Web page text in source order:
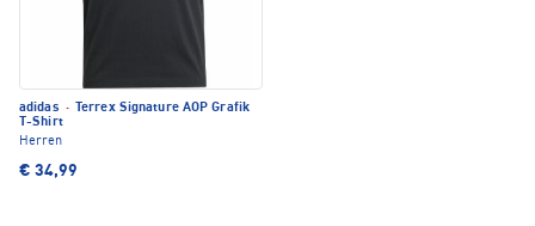
adidas ·
Terrex Signature AOP Grafik
T-Shirt
Herren
€ 34,99